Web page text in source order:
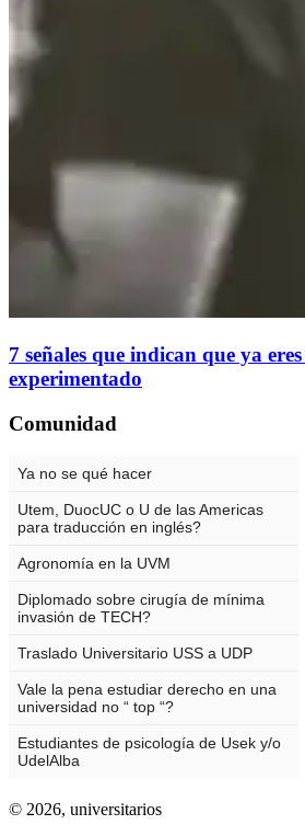
7 señales que indican que ya
experimentado
Comunidad
© 2026, universitarios